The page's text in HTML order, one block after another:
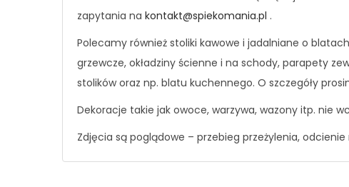
zapytania na kontakt@spiekomania.pl .
Polecamy również stoliki kawowe i jadalniane o
grzewcze, okładziny ścienne i na schody, parapety
stolików oraz np. blatu kuchennego. O szczegóły
Dekoracje takie jak owoce, warzywa, wazony itp. nie
Zdjęcia są poglądowe – przebieg przeżylenia,